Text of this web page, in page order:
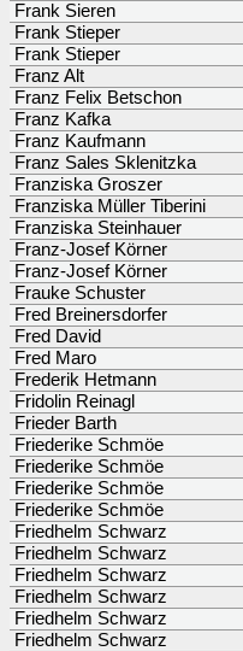
Frank Sieren
Frank Stieper
Frank Stieper
Franz Alt
Franz Felix Betschon
Franz Kafka
Franz Kaufmann
Franz Sales Sklenitzka
Franziska Groszer
Franziska Müller Tiberini
Franziska Steinhauer
Franz-Josef Körner
Franz-Josef Körner
Frauke Schuster
Fred Breinersdorfer
Fred David
Fred Maro
Frederik Hetmann
Fridolin Reinagl
Frieder Barth
Friederike Schmöe
Friederike Schmöe
Friederike Schmöe
Friederike Schmöe
Friedhelm Schwarz
Friedhelm Schwarz
Friedhelm Schwarz
Friedhelm Schwarz
Friedhelm Schwarz
Friedhelm Schwarz